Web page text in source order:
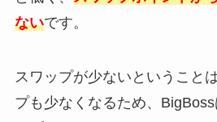
ないです。
スワップが少ないということ
プも少なくなるため、